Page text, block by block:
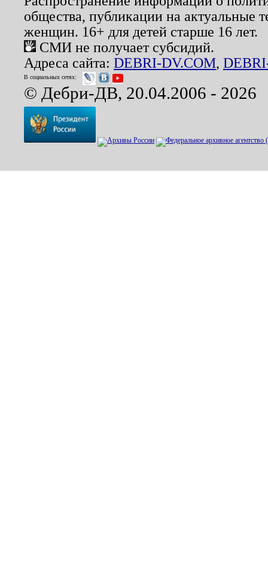
общества, публикации на актуальные
женщин. 16+ для детей старше 16 лет.
СМИ не получает субсидий.
Адреса сайта: DEBRI-DV.COM,
В социальных сетях:
© Дебри-ДВ, 20.04.2006 - 2026